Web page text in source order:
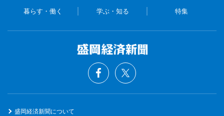
暮らす・働く 学ぶ・知る 特集
盛岡経済新聞について